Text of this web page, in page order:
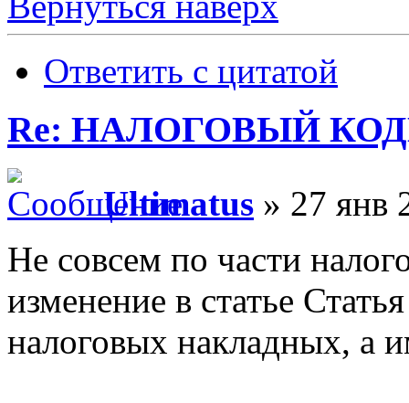
Ответить с цитатой
Re: НАЛОГОВЫЙ
Ultimatus » 27 янв
Не совсем по части
изменение в статье
налоговых накладных, а